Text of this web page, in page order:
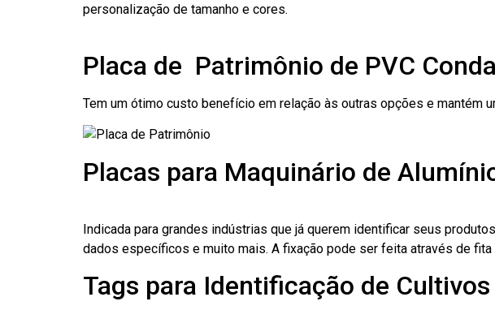
personalização de tamanho e cores.
Placa de Patrimônio de PVC
Tem um ótimo custo benefício em relação às outras opções e mantém
Placas para Maquinário de
Indicada para grandes indústrias que já querem identificar seus
dados específicos e muito mais. A fixação pode ser feita através de
Tags para Identificação de